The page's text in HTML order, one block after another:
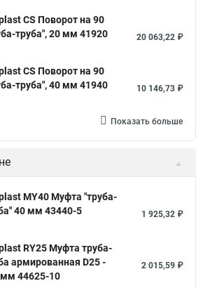
CS Поворот на 90
труба", 20 мм 41920
20 063,22 ₽
CS Поворот на 90
труба", 40 мм 41940
10 146,73 ₽
Показать больше
MY40 Муфта "труба-
40 мм 43440-5
1 925,32 ₽
RY25 Муфта труба-
армированная D25 -
44625-10
2 015,59 ₽